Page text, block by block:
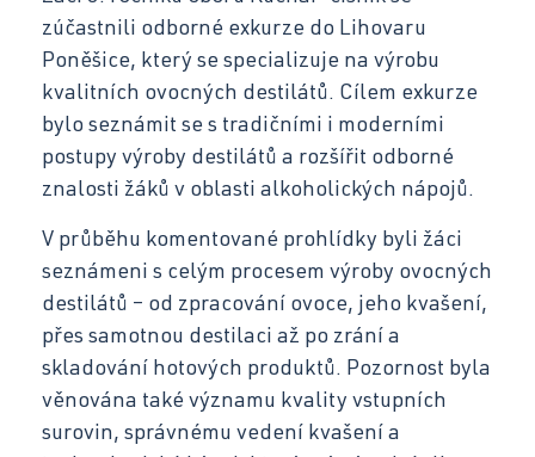
Opravář zemědělských strojů
Mechanik opravář motorových vozidel
Kuchař-číšník
Bezpečnostní služby
Úvodní třídní schůzky
Informace pro rodiče 1. ročníků
Kontakt
Virtuální prohlídka
Bakaláři SOŠ
Bakaláři SOU
zúčastnili odborné exkurze do Lihovaru
Poněšice, který se specializuje na výrobu
kvalitních ovocných destilátů. Cílem exkurze
bylo seznámit se s tradičními i moderními
postupy výroby destilátů a rozšířit odborné
znalosti žáků v oblasti alkoholických nápojů.
V průběhu komentované prohlídky byli žáci
seznámeni s celým procesem výroby ovocných
destilátů – od zpracování ovoce, jeho kvašení,
přes samotnou destilaci až po zrání a
skladování hotových produktů. Pozornost byla
věnována také významu kvality vstupních
surovin, správnému vedení kvašení a